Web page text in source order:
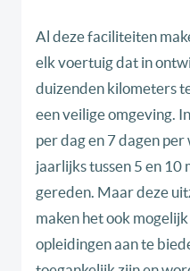
Al deze faciliteiten
elk voertuig dat in
duizenden kilometers
een veilige omgeving.
per dag en 7 dagen
jaarlijks tussen 5 en 10
gereden. Maar deze
maken het ook
opleidingen aan te